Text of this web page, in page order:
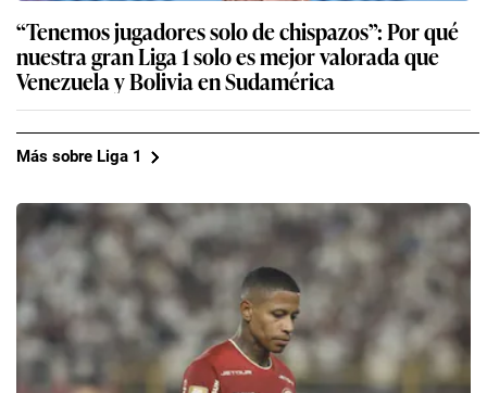
“Tenemos jugadores solo de chispazos”: Por qué
nuestra gran Liga 1 solo es mejor valorada que
Venezuela y Bolivia en Sudamérica
Más sobre Liga 1